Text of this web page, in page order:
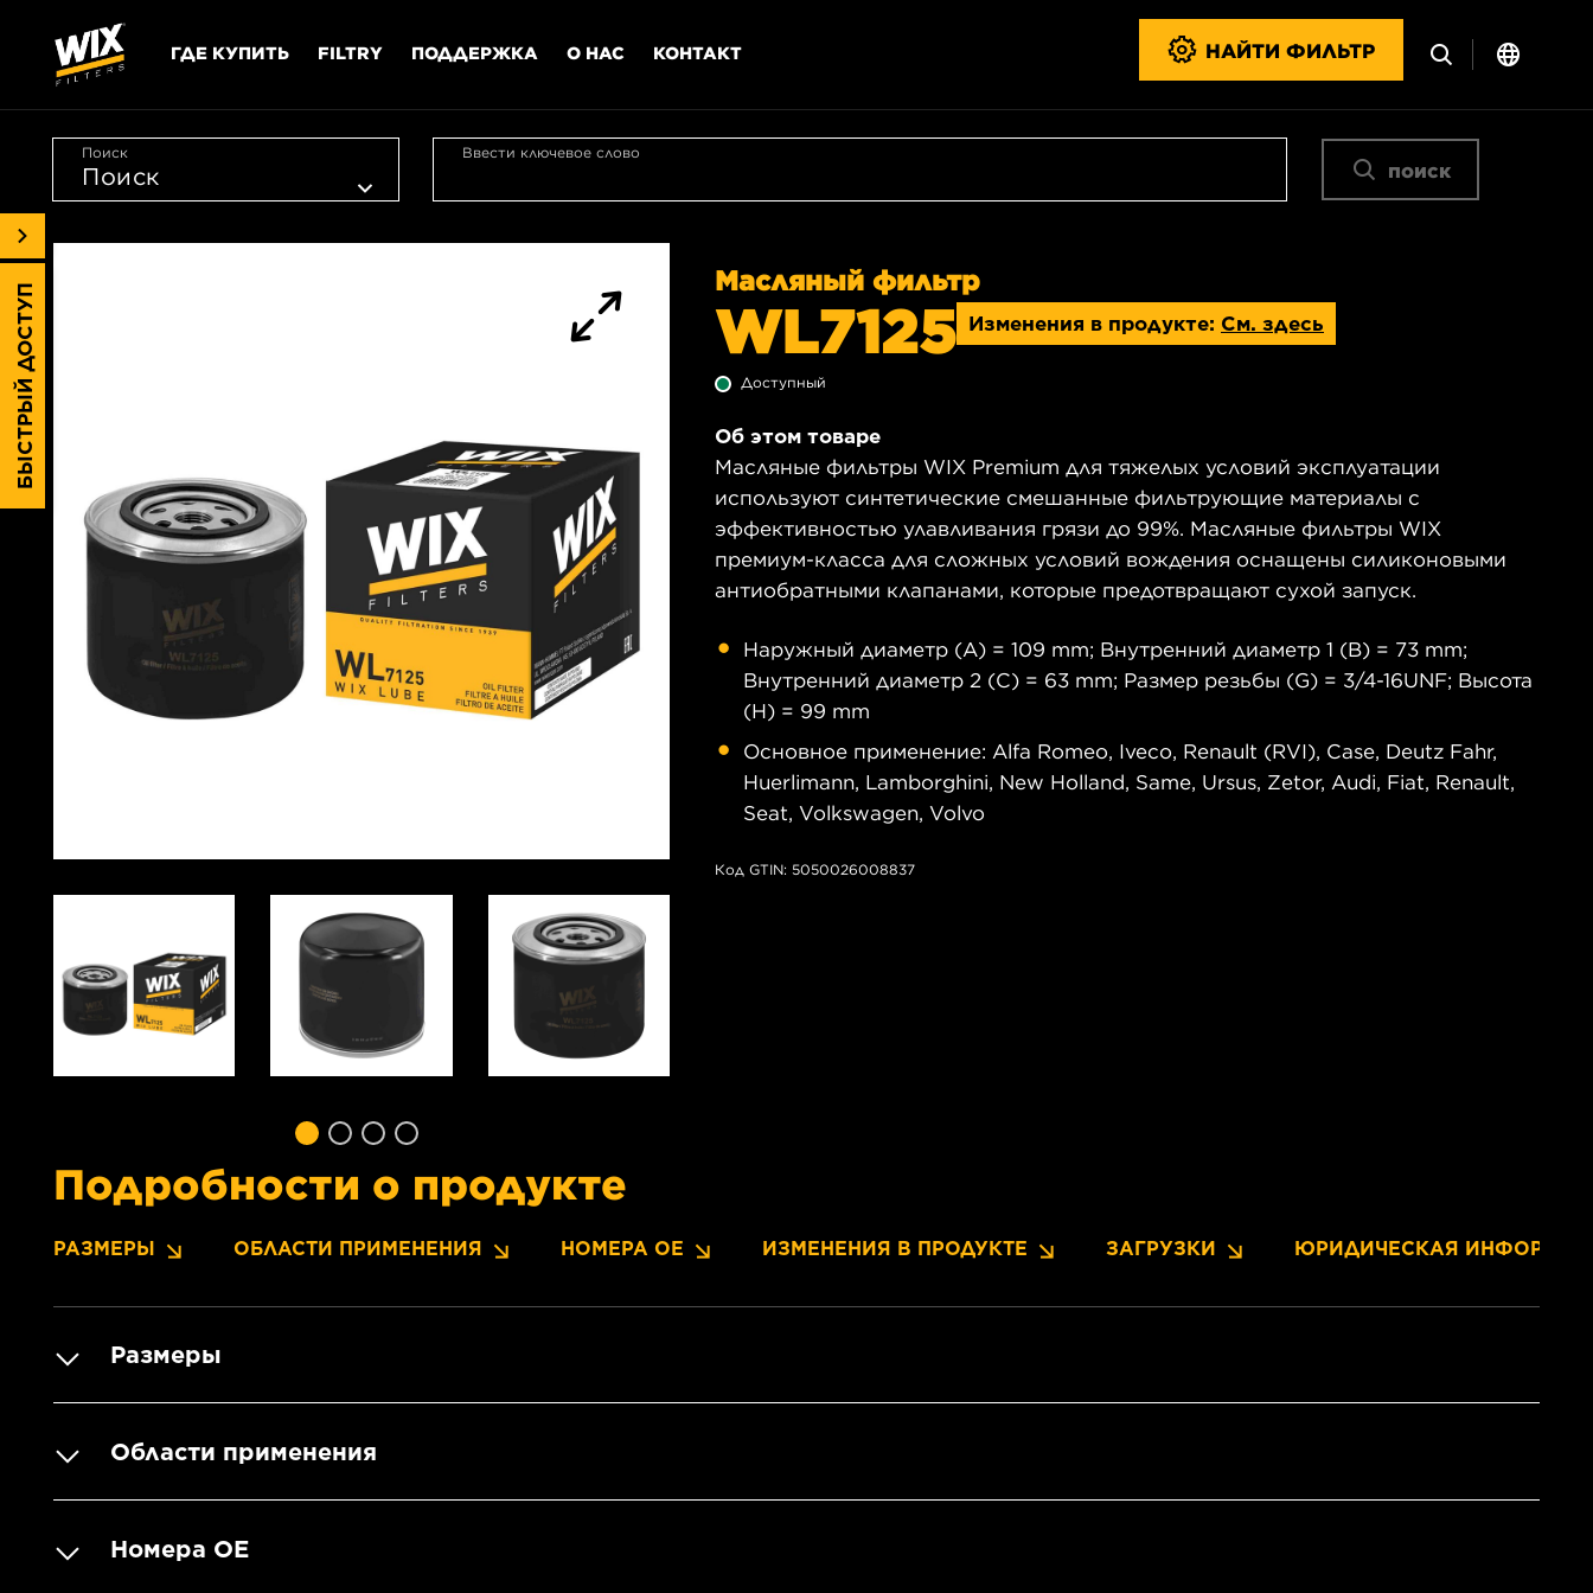
ГДЕ КУПИТЬ FILTRY ПОДДЕРЖКА О НАС КОНТАКТ НАЙТИ ФИЛЬТР
Поиск Ввести ключевое слово
поиск
Масляный фильтр
WL7125 Изменения в продукте: См. здесь
Доступный
Об этом товаре
Масляные фильтры WIX Premium для тяжелых условий эксплуатации
используют синтетические смешанные фильтрующие материалы с
эффективностью улавливания грязи до 99%. Масляные фильтры WIX
премиум-класса для сложных условий вождения оснащены силиконовыми
антиобратными клапанами, которые предотвращают сухой запуск.
Наружный диаметр (A) = 109 mm; Внутренний диаметр 1 (B) = 73 mm;
Внутренний диаметр 2 (C) = 63 mm; Размер резьбы (G) = 3/4-16UNF; Высота
(H) = 99 mm
Основное применение: Alfa Romeo, Iveco, Renault (RVI), Case, Deutz Fahr,
Huerlimann, Lamborghini, New Holland, Same, Ursus, Zetor, Audi, Fiat, Renault,
Seat, Volkswagen, Volvo
Код GTIN: 5050026008837
Подробности о продукте
РАЗМЕРЫ ОБЛАСТИ ПРИМЕНЕНИЯ НОМЕРА OE ИЗМЕНЕНИЯ В ПРОДУКТЕ ЗАГРУЗКИ ЮРИДИЧЕСКАЯ
Размеры
Области применения
Номера OE
БЫСТРЫЙ ДОСТУП